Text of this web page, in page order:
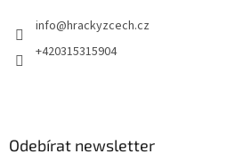
info@hrackyzcech.cz
+420315315904
Odebírat newsletter